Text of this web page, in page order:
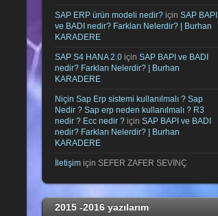
SAP ERP ürün modeli nedir? için SAP BAPI
ve BADI nedir? Farkları Nelerdir? | Burhan
KARADERE
SAP S4 HANA 2.0 için SAP BAPI ve BADI
nedir? Farkları Nelerdir? | Burhan
KARADERE
Niçin Sap Erp sistemi kullanılmalı ? Sap
Nedir ? Sap erp neden kullanılmalı ? R3
nedir ? Ecc nedir ? için SAP BAPI ve BADI
nedir? Farkları Nelerdir? | Burhan
KARADERE
İletişim için SEFER ZAFER SEVİNÇ
2015 -2016 yazılarım